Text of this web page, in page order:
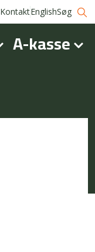
KontaktEnglishSøg
A-kasse